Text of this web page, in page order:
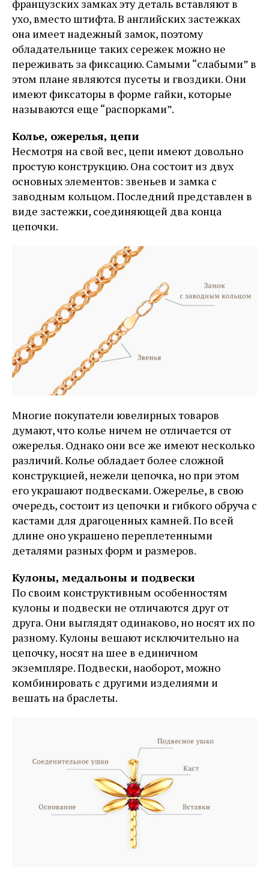
французских замках эту деталь вставляют в
ухо, вместо штифта. В английских застежках
она имеет надежный замок, поэтому
обладательнице таких сережек можно не
переживать за фиксацию. Самыми “слабыми” в
этом плане являются пусеты и гвоздики. Они
имеют фиксаторы в форме гайки, которые
называются еще “распорками”.
Колье, ожерелья, цепи
Несмотря на свой вес, цепи имеют довольно
простую конструкцию. Она состоит из двух
основных элементов: звеньев и замка с
заводным кольцом. Последний представлен в
виде застежки, соединяющей два конца
цепочки.
Многие покупатели ювелирных товаров
думают, что колье ничем не отличается от
ожерелья. Однако они все же имеют несколько
различий. Колье обладает более сложной
конструкцией, нежели цепочка, но при этом
его украшают подвесками. Ожерелье, в свою
очередь, состоит из цепочки и гибкого обруча с
кастами для драгоценных камней. По всей
длине оно украшено переплетенными
деталями разных форм и размеров.
Кулоны, медальоны и подвески
По своим конструктивным особенностям
кулоны и подвески не отличаются друг от
друга. Они выглядят одинаково, но носят их по
разному. Кулоны вешают исключительно на
цепочку, носят на шее в единичном
экземпляре. Подвески, наоборот, можно
комбинировать с другими изделиями и
вешать на браслеты.